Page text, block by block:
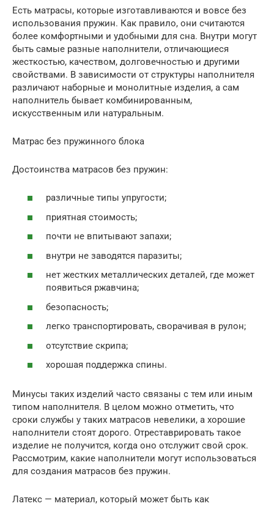
Есть матрасы, которые изготавливаются и вовсе без
использования пружин. Как правило, они считаются
более комфортными и удобными для сна. Внутри могут
быть самые разные наполнители, отличающиеся
жесткостью, качеством, долговечностью и другими
свойствами. В зависимости от структуры наполнителя
различают наборные и монолитные изделия, а сам
наполнитель бывает комбинированным,
искусственным или натуральным.
Матрас без пружинного блока
Достоинства матрасов без пружин:
различные типы упругости;
приятная стоимость;
почти не впитывают запахи;
внутри не заводятся паразиты;
нет жестких металлических деталей, где может
появиться ржавчина;
безопасность;
легко транспортировать, сворачивая в рулон;
отсутствие скрипа;
хорошая поддержка спины.
Минусы таких изделий часто связаны с тем или иным
типом наполнителя. В целом можно отметить, что
сроки службы у таких матрасов невелики, а хорошие
наполнители стоят дорого. Отреставрировать такое
изделие не получится, когда оно отслужит свой срок.
Рассмотрим, какие наполнители могут использоваться
для создания матрасов без пружин.
Латекс — материал, который может быть как